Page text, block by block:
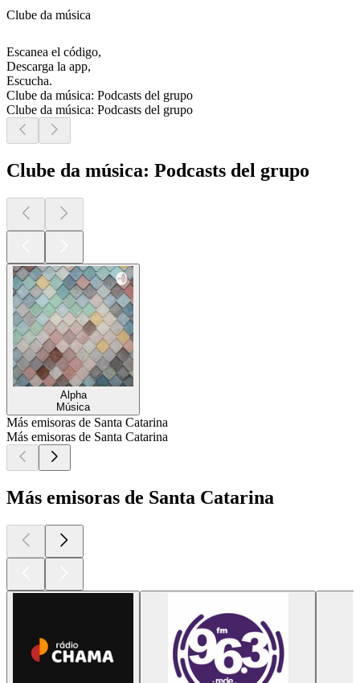
Clube da música
Escanea el código,
Descarga la app,
Escucha.
Clube da música: Podcasts del grupo
Clube da música: Podcasts del grupo
Clube da música: Podcasts del grupo
Alpha
Música
Más emisoras de Santa Catarina
Más emisoras de Santa Catarina
Más emisoras de Santa Catarina